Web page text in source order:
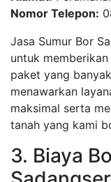
Nomor Telepon:
Jasa Sumur Bor
untuk
paket yang
menawarkan
maksimal serta
tanah yang kami
3. Biaya